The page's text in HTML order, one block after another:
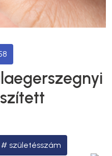
születésszám